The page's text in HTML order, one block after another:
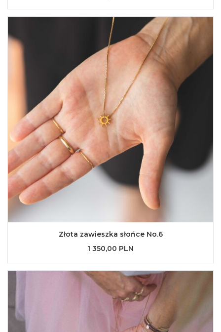
Złota zawieszka słońce No.6
1 350,00 PLN